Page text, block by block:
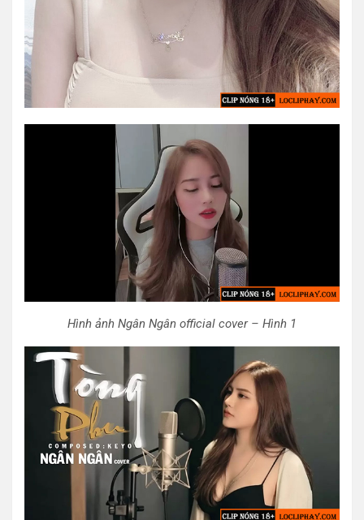
Hình ảnh Ngân Ngân official cover – Hình 1